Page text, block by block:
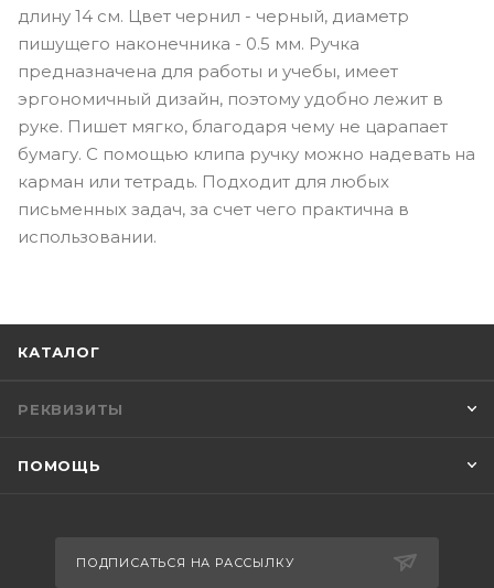
длину 14 см. Цвет чернил - черный, диаметр
пишущего наконечника - 0.5 мм. Ручка
предназначена для работы и учебы, имеет
эргономичный дизайн, поэтому удобно лежит в
руке. Пишет мягко, благодаря чему не царапает
бумагу. С помощью клипа ручку можно надевать на
карман или тетрадь. Подходит для любых
письменных задач, за счет чего практична в
использовании.
КАТАЛОГ
РЕКВИЗИТЫ
ПОМОЩЬ
ПОДПИСАТЬСЯ НА РАССЫЛКУ